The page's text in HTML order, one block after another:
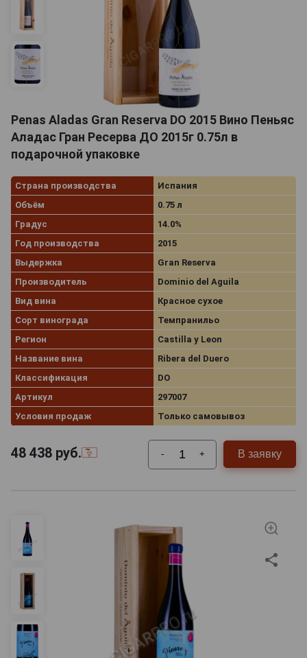
Penas Aladas Gran Reserva DO 2015 Вино Пеньяс
Аладас Гран Ресерва ДО 2015г 0.75л в
подарочной упаковке
Страна производства
Испания
Объём
0.75 л
Градус
14.0%
Год производства
2015
Выдержка
Gran Reserva
Производитель
Dominio del Aguila
Вид вина
Красное сухое
Сорт винограда
Темпранильо
Регион
Castilla y Leon
Название вина
Ribera del Duero
Классификация
DO
Артикул
297007
Условия продаж
Только самовывоз
48 438 руб. - + В заявку